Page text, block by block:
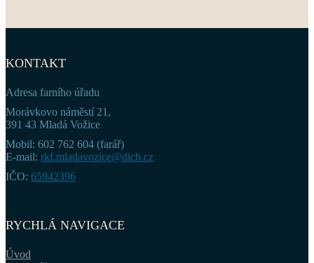
KONTAKT
Adresa farního úřadu
Morávkovo náměstí 21,
391 43 Mladá Vožice
Mobil: 602 762 604 (farář)
E-mail: rkf.mladavozice@dicb.cz
IČO: 65942396
RYCHLÁ NAVIGACE
Úvod